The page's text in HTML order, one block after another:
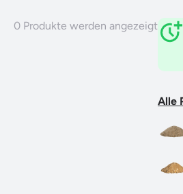
0 Produkte werden angezeigt
Alle